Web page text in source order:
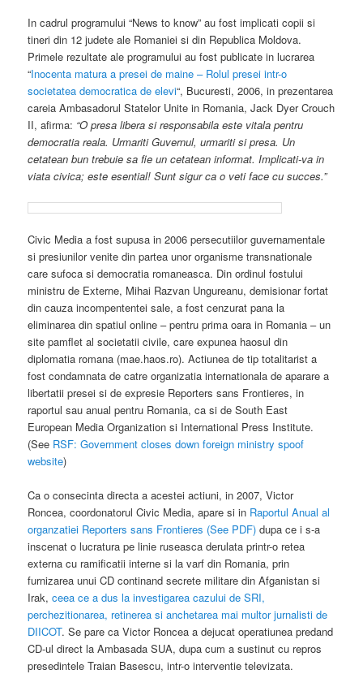
In cadrul programului “News to know” au fost implicati copii si
tineri din 12 judete ale Romaniei si din Republica Moldova.
Primele rezultate ale programului au fost publicate in lucrarea
“Inocenta matura a presei de maine – Rolul presei intr-o
societatea democratica de elevi“, Bucuresti, 2006, in prezentarea
careia Ambasadorul Statelor Unite in Romania, Jack Dyer Crouch
II, afirma: “O presa libera si responsabila este vitala pentru
democratia reala. Urmariti Guvernul, urmariti si presa. Un
cetatean bun trebuie sa fie un cetatean informat. Implicati-va in
viata civica; este esential! Sunt sigur ca o veti face cu succes.”
Civic Media a fost supusa in 2006 persecutiilor guvernamentale
si presiunilor venite din partea unor organisme transnationale
care sufoca si democratia romaneasca. Din ordinul fostului
ministru de Externe, Mihai Razvan Ungureanu, demisionar fortat
din cauza incompententei sale, a fost cenzurat pana la
eliminarea din spatiul online – pentru prima oara in Romania – un
site pamflet al societatii civile, care expunea haosul din
diplomatia romana (mae.haos.ro). Actiunea de tip totalitarist a
fost condamnata de catre organizatia internationala de aparare a
libertatii presei si de expresie Reporters sans Frontieres, in
raportul sau anual pentru Romania, ca si de South East
European Media Organization si International Press Institute.
(See RSF: Government closes down foreign ministry spoof
website)
Ca o consecinta directa a acestei actiuni, in 2007, Victor
Roncea, coordonatorul Civic Media, apare si in Raportul Anual al
organzatiei Reporters sans Frontieres (See PDF) dupa ce i s-a
inscenat o lucratura pe linie ruseasca derulata printr-o retea
externa cu ramificatii interne si la varf din Romania, prin
furnizarea unui CD continand secrete militare din Afganistan si
Irak,ceea ce a dus la investigarea cazului de SRI,
perchezitionarea, retinerea si anchetarea mai multor jurnalisti de
DIICOT. Se pare ca Victor Roncea a dejucat operatiunea predand
CD-ul direct la Ambasada SUA, dupa cum a sustinut cu repros
presedintele Traian Basescu, intr-o interventie televizata.